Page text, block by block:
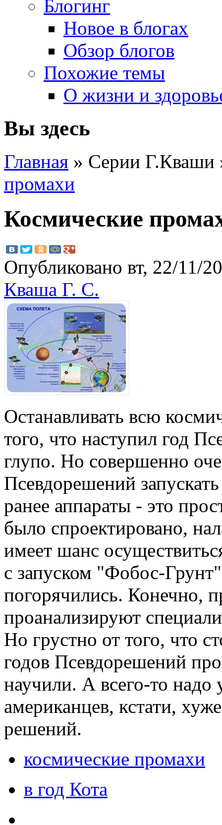
Блогинг
Новое в блогах
Обзор блогов
Похожие темы
О жизни и
Вы здесь
Главная » Серии
промахи
Космические
Опубликовано вт, 22/11/
Кваша Г. С.
Останавливать всю
того, что наступил год
глупо. Но совершенно
Псевдорешений
ранее аппараты - это
было спроектировано,
имеет шанс
с запуском "Фобос-
погорячились. Конечно,
проанализируют
Но грустно от того, что
годов Псевдорешений
научили. А всего-то надо
американцев, кстати,
решений.
космические промахи
в год Кота